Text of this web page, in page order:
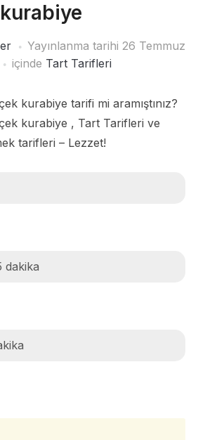
kurabiye
Yayınlanma tarihi 26 Temmuz
içinde Tart Tarifleri
kurabiye tarifi mi aramıştınız?
kurabiye , Tart Tarifleri ve
tarifleri – Lezzet!
dakika